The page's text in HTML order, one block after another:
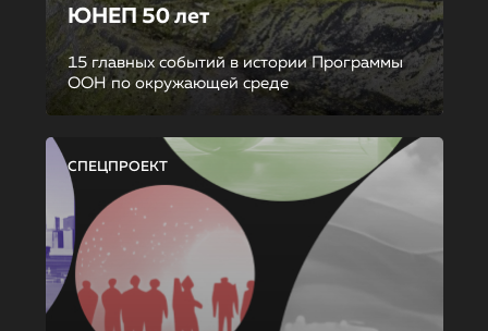
ЮНЕП 50 лет
15 главных событий в истории Программы
ООН по окружающей среде
СПЕЦПРОЕКТ